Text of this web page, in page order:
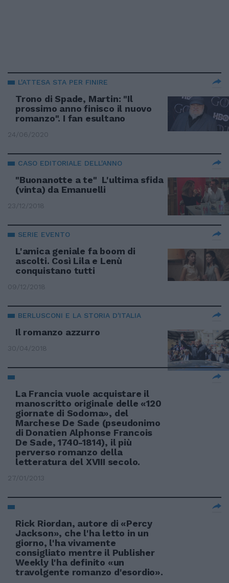
L'ATTESA STA PER FINIRE
Trono di Spade, Martin: "Il
prossimo anno finisco il nuovo
romanzo". I fan esultano
24/06/2020
CASO EDITORIALE DELL'ANNO
"Buonanotte a te" L'ultima sfida
(vinta) da Emanuelli
23/12/2018
SERIE EVENTO
L'amica geniale fa boom di
ascolti. Così Lila e Lenù
conquistano tutti
09/12/2018
BERLUSCONI E LA STORIA D'ITALIA
Il romanzo azzurro
30/04/2018
La Francia vuole acquistare il
manoscritto originale delle «120
giornate di Sodoma», del
Marchese De Sade (pseudonimo
di Donatien Alphonse Francois
De Sade, 1740-1814), il più
perverso romanzo della
letteratura del XVIII secolo.
27/01/2013
Rick Riordan, autore di «Percy
Jackson», che l'ha letto in un
giorno, l'ha vivamente
consigliato mentre il Publisher
Weekly l'ha definito «un
travolgente romanzo d'esordio».